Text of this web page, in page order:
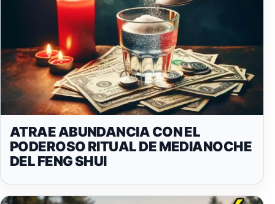
ATRAE ABUNDANCIA CON EL
PODEROSO RITUAL DE MEDIANOCHE
DEL FENG SHUI